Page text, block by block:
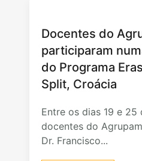
Docentes do
participaram
do Programa
Split, Croácia
Entre os dias 19 e 25
docentes do
Dr. Francisco...